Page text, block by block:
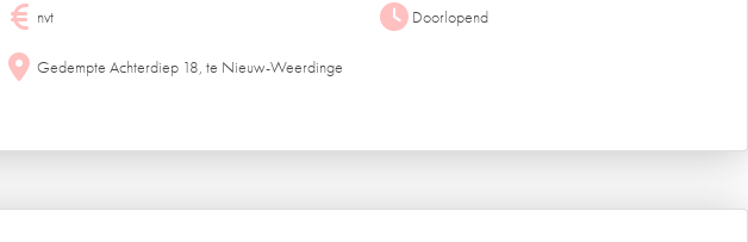
nvt Doorlopend
Gedempte Achterdiep 18, te Nieuw-Weerdinge